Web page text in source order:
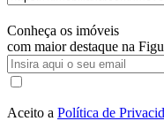
Conheça os imóveis
com maior destaque na
Aceito a Política de